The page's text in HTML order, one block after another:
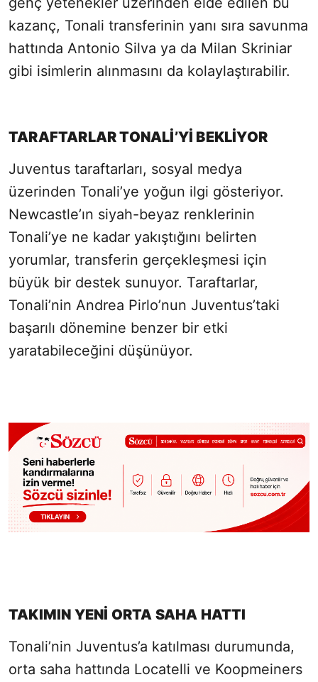
kazanç, Tonali transferinin yanı sıra savunma
hattında Antonio Silva ya da Milan Skriniar
gibi isimlerin alınmasını da kolaylaştırabilir.
TARAFTARLAR TONALİ’Yİ BEKLİYOR
Juventus taraftarları, sosyal medya
üzerinden Tonali’ye yoğun ilgi gösteriyor.
Newcastle’ın siyah-beyaz renklerinin
Tonali’ye ne kadar yakıştığını belirten
yorumlar, transferin gerçekleşmesi için
büyük bir destek sunuyor. Taraftarlar,
Tonali’nin Andrea Pirlo’nun Juventus’taki
başarılı dönemine benzer bir etki
yaratabileceğini düşünüyor.
TAKIMIN YENİ ORTA SAHA HATTI
Tonali’nin Juventus’a katılması durumunda,
orta saha hattında Locatelli ve Koopmeiners